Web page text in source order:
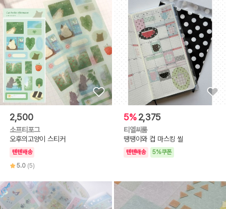
2,500
소프티포그
오후의고양이 스티커
텐텐배송
5.0 (5)
5% 2,375
티엘씨룸
땡땡이와 컵 마스킹 씰
텐텐배송 5%쿠폰